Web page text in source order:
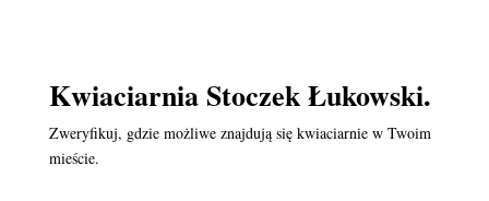
Kwiaciarnia Stoczek Łukowski.
Zweryfikuj, gdzie możliwe znajdują się kwiaciarnie w Twoim
mieście.